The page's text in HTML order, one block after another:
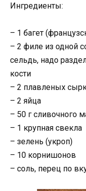
Ингредиенты:
– 1 багет
– 2 филе из одной
сельдь, надо
кости
– 2 плавленых
– 2 яйца
– 50 г сливочного
– 1 крупная свекла
– зелень (укроп)
– 10 корнишонов
– соль, перец по